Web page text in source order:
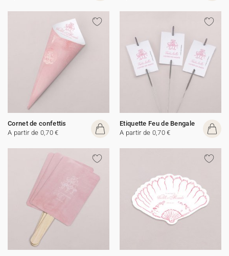
Cornet de confettis
A partir de 0,70 €
Etiquette Feu de Bengale
A partir de 0,70 €